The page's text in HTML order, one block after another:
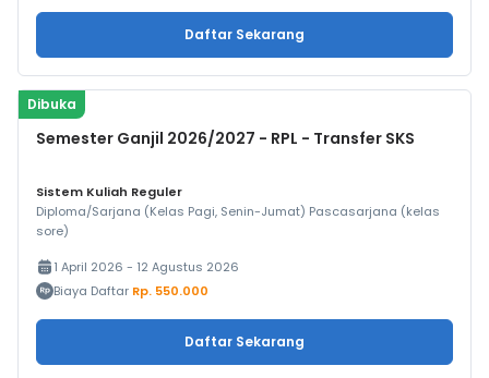
Daftar Sekarang
Dibuka
Semester Ganjil 2026/2027 - RPL - Transfer SKS
Sistem Kuliah Reguler
Diploma/Sarjana (Kelas Pagi, Senin-Jumat) Pascasarjana (kelas
sore)
1 April 2026 - 12 Agustus 2026
Biaya Daftar Rp. 550.000
Daftar Sekarang